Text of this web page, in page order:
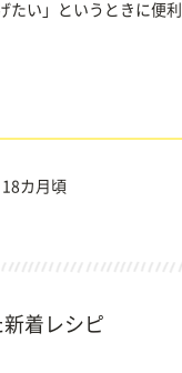
たい」というときに便
カ月頃
着レシピ